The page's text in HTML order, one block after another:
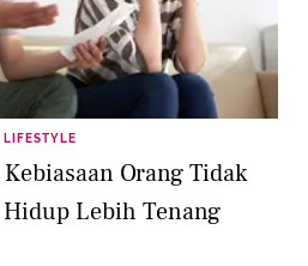
LIFESTYLE
Orang Tidak
Lebih Tenang